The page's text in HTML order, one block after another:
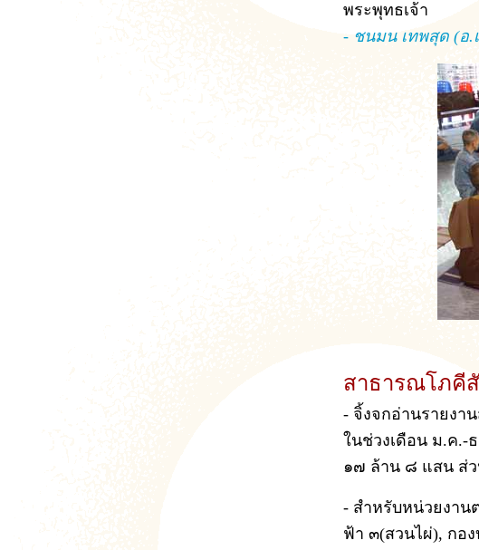
พระพุทธเจ้า
- ชนมน เทพสุด (อ.
สาธารณโภคี
- จิ้งจกอ่านรายงา
ในช่วงเดือน ม.ค
๑๗ ล้าน ๘ แสน ส่
- สำหรับหน่วยงาน
ฟ้า ๓(สวนไผ่), กอ